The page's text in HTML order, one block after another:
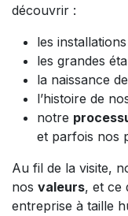
découvrir :
les
les grandes
la naissance
l’histoire de
notre
et parfois nos
Au fil de la visite,
nos valeurs, et ce
entreprise à taille